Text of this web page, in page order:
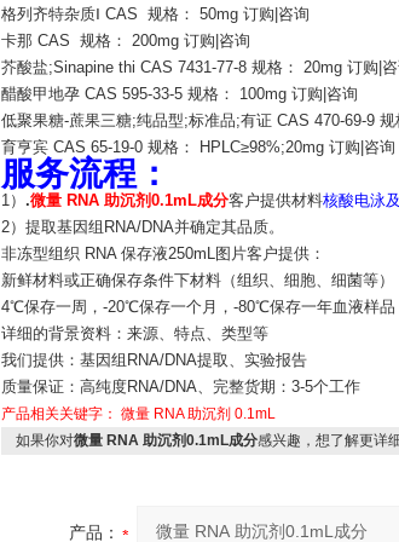
格列齐特杂质Ⅰ CAS 规格： 50mg 订购|咨询
卡那 CAS 规格： 200mg 订购|咨询
芥酸盐;Sinapine thi CAS 7431-77-8 规格： 20mg 订购|
醋酸甲地孕 CAS 595-33-5 规格： 100mg 订购|咨询
低聚果糖-蔗果三糖;纯品型;标准品;有证 CAS 470-69-9
育亨宾 CAS 65-19-0 规格： HPLC≥98%;20mg 订购|咨询
服务流程：
1） .微量 RNA 助沉剂0.1mL成分客户提供材料核酸电泳
2）提取基因组RNA/DNA并确定其品质。
非冻型组织 RNA 保存液250mL图片客户提供：
新鲜材料或正确保存条件下材料（组织、细胞、细菌等）
4℃保存一周，-20℃保存一个月，-80℃保存一年血液样品
详细的背景资料：来源、特点、类型等
我们提供：基因组RNA/DNA提取、实验报告
质量保证：高纯度RNA/DNA、完整货期：3-5个工作
产品相关关键字： 微量 RNA 助沉剂 0.1mL
如果你对微量 RNA 助沉剂0.1mL成分感兴趣，想了解更详
产品：